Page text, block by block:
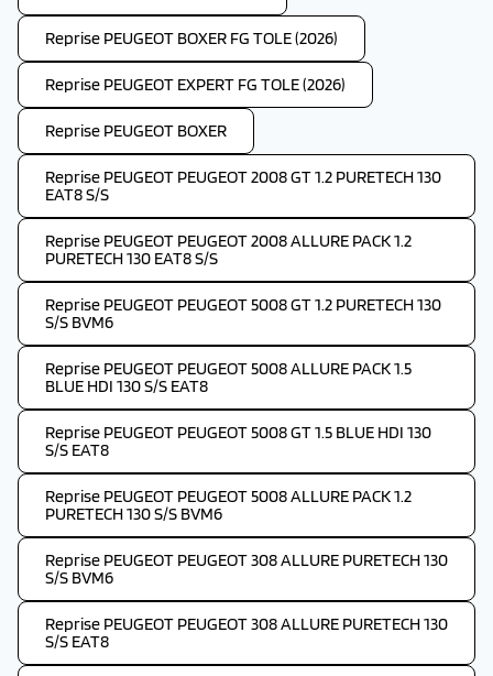
Reprise PEUGEOT BOXER FG TOLE (2026)
Reprise PEUGEOT EXPERT FG TOLE (2026)
Reprise PEUGEOT BOXER
Reprise PEUGEOT PEUGEOT 2008 GT 1.2 PURETECH 130
EAT8 S/S
Reprise PEUGEOT PEUGEOT 2008 ALLURE PACK 1.2
PURETECH 130 EAT8 S/S
Reprise PEUGEOT PEUGEOT 5008 GT 1.2 PURETECH 130
S/S BVM6
Reprise PEUGEOT PEUGEOT 5008 ALLURE PACK 1.5
BLUE HDI 130 S/S EAT8
Reprise PEUGEOT PEUGEOT 5008 GT 1.5 BLUE HDI 130
S/S EAT8
Reprise PEUGEOT PEUGEOT 5008 ALLURE PACK 1.2
PURETECH 130 S/S BVM6
Reprise PEUGEOT PEUGEOT 308 ALLURE PURETECH 130
S/S BVM6
Reprise PEUGEOT PEUGEOT 308 ALLURE PURETECH 130
S/S EAT8